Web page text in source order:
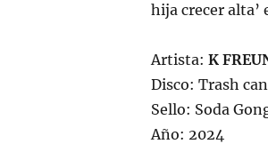
hija crecer alta’
Artista: K
Disco: Trash
Sello: Soda
Año: 2024